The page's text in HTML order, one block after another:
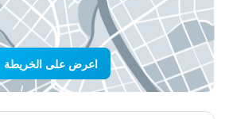
اعرض على الخريطة